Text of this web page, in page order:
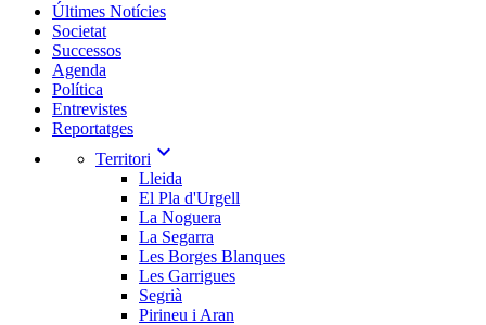
Últimes Notícies
Societat
Successos
Agenda
Política
Entrevistes
Reportatges
Territori expand_more
Lleida
El Pla d'Urgell
La Noguera
La Segarra
Les Borges Blanques
Les Garrigues
Segrià
Pirineu i Aran